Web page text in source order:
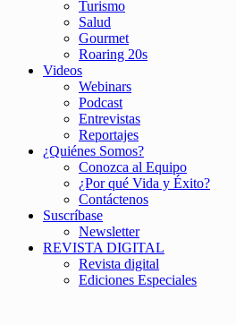
Turismo
Salud
Gourmet
Roaring 20s
Videos
Webinars
Podcast
Entrevistas
Reportajes
¿Quiénes Somos?
Conozca al Equipo
¿Por qué Vida y Éxito?
Contáctenos
Suscríbase
Newsletter
REVISTA DIGITAL
Revista digital
Ediciones Especiales